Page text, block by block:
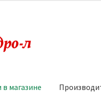
магазине